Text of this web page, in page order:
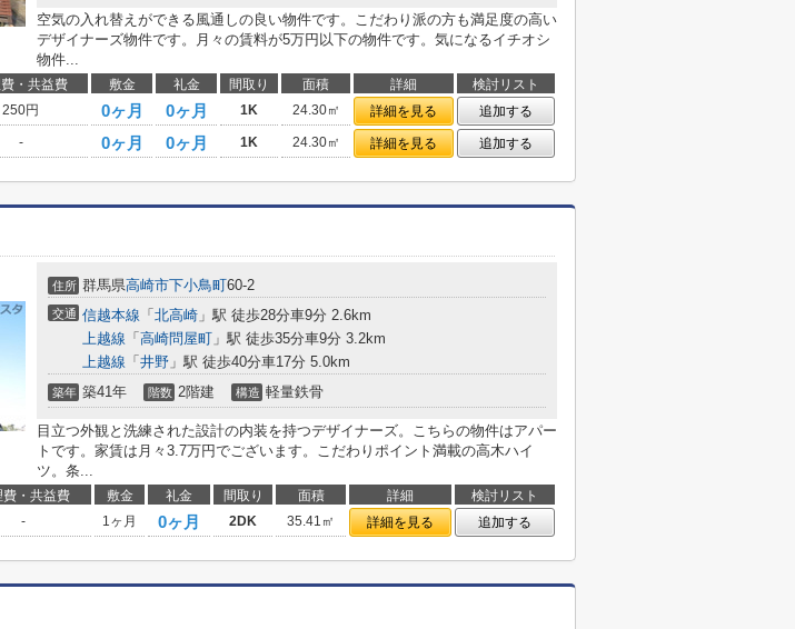
空気の入れ替えができる風通しの良い物件です。こだわり派の方も満足度の高い
デザイナーズ物件です。月々の賃料が5万円以下の物件です。気になるイチオシ
物件...
・共益費 敷金 礼金 間取り 面積 詳細
検討リスト
250円 0ヶ月 0ヶ月 1K 24.30㎡ 詳細を見る
追加する
- 0ヶ月 0ヶ月 1K 24.30㎡ 詳細を見る 追加する
住所 群馬県高崎市下小鳥町60-2
交通 信越本線 「 北高崎 」駅 徒歩28分車9分 2.6km
上越線 「 高崎問屋町 」駅 徒歩35分車9分 3.2km
上越線 「 井野 」駅 徒歩40分車17分 5.0km
築年 築41年 階数 2階建 構造 軽量鉄骨
目立つ外観と洗練された設計の内装を持つデザイナーズ。こちらの物件はアパー
トです。家賃は月々3.7万円でございます。こだわりポイント満載の高木ハイ
ツ。条...
費・共益費 敷金 礼金 間取り 面積 詳細
検討リスト
- 1ヶ月 0ヶ月 2DK 35.41㎡ 詳細を見る 追加する